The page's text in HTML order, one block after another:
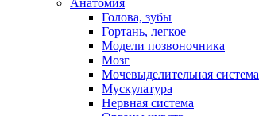
Анатомия
Голова, зубы
Гортань, легкое
Модели позвоночника
Мозг
Мочевыделительная система
Мускулатура
Нервная система